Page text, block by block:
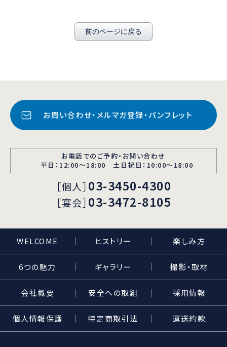
前のページに戻る
お問い合わせ・メルマガ登録・パンフレット
お電話でのご予約・お問い合わせ
平日：12:00〜18:00 土日祝日：10:00～18:00
［個人］ 03-3450-4300
［宴会］ 03-3472-8105
WELCOME ヒストリー 楽しみ方
6つの魅力 ギャラリー 撮影・取材
会社概要 安全への取組 採用情報
個人情報保護 特定商取引法 運送約款